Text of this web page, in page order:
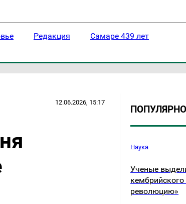
Редакция Самаре 439 лет
12.06.2026, 15:17
Наука
Ученые
революцию»